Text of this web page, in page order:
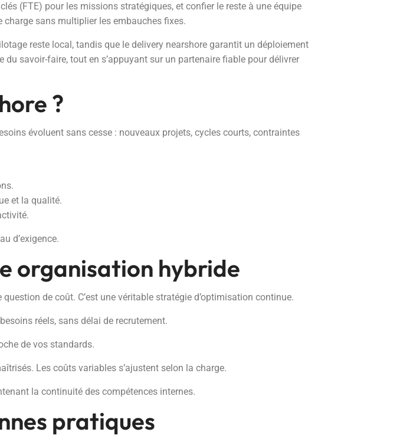
(FTE) pour les missions stratégiques, et confier le reste à une équipe
sans multiplier les embauches fixes.
reste local, tandis que le delivery nearshore garantit un déploiement
savoir-faire, tout en s’appuyant sur un partenaire fiable pour délivrer
?
évoluent sans cesse : nouveaux projets, cycles courts, contraintes
et la qualité.
d’exigence.
organisation hybride
de coût. C’est une véritable stratégie d’optimisation continue.
réels, sans délai de recrutement.
de vos standards.
Les coûts variables s’ajustent selon la charge.
la continuité des compétences internes.
pratiques